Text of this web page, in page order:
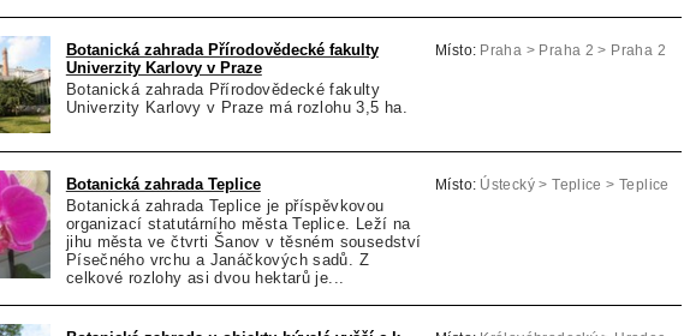
Botanická zahrada Přírodovědecké fakulty
Univerzity Karlovy v Praze
Botanická zahrada Přírodovědecké fakulty
Univerzity Karlovy v Praze má rozlohu 3,5 ha.
Místo: Praha > Praha 2 > Praha 2
Botanická zahrada Teplice
Botanická zahrada Teplice je příspěvkovou
organizací statutárního města Teplice. Leží na
jihu města ve čtvrti Šanov v těsném sousedství
Písečného vrchu a Janáčkových sadů. Z
celkové rozlohy asi dvou hektarů je...
Místo: Ústecký > Teplice > Teplice